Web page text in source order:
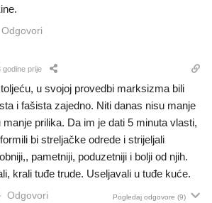
Odgovori
godine prije
u svojoj provedbi marksizma bili
i fašista zajedno. Niti danas nisu manje
prilika. Da im je dati 5 minuta vlasti,
bi streljačke odrede i strijeljali
pametniji, poduzetniji i bolji od njih.
krali tuđe trude. Useljavali u tuđe kuće.
Odgovori Pogledaj odgovore (9)